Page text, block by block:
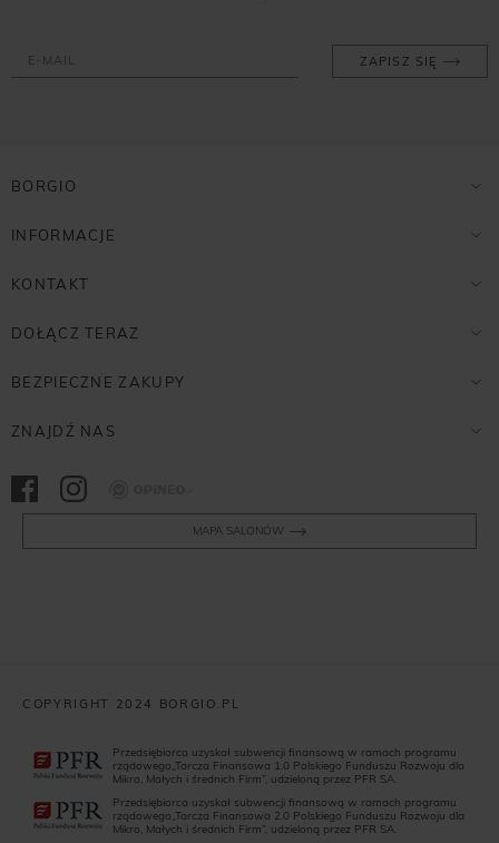
ZAPISZ SIĘ
BORGIO
INFORMACJE
KONTAKT
DOŁĄCZ TERAZ
BEZPIECZNE ZAKUPY
ZNAJDŹ NAS
MAPA SALONÓW
COPYRIGHT 2024 BORGIO.PL
Przedsiębiorca uzyskał subwencji finansową w ramach programu
rządowego„Tarcza Finansowa 1.0 Polskiego Funduszu Rozwoju dla
Mikro, Małych i średnich Firm”, udzieloną przez PFR SA.
Przedsiębiorca uzyskał subwencji finansową w ramach programu
rządowego„Tarcza Finansowa 2.0 Polskiego Funduszu Rozwoju dla
Mikro, Małych i średnich Firm”, udzieloną przez PFR SA.